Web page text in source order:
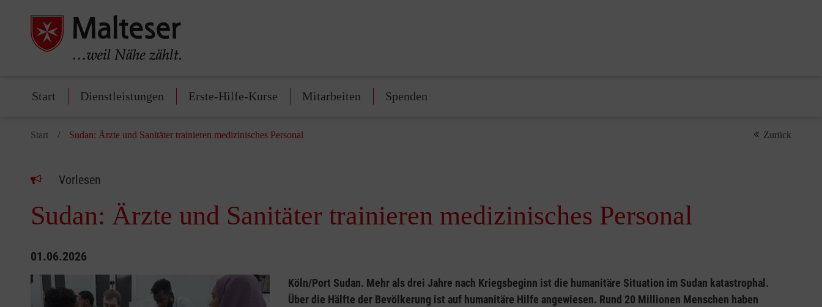
Start Dienstleistungen Erste-Hilfe-Kurse Mitarbeiten Spenden
Start Sudan: Ärzte und Sanitäter trainieren medizinisches Personal Zurück
Vorlesen
Sudan: Ärzte und Sanitäter trainieren medizinisches Personal
01.06.2026
Köln/Port Sudan. Mehr als drei Jahre nach Kriegsbeginn ist die humanitäre Situation im Sudan katastrophal.
Über die Hälfte der Bevölkerung ist auf humanitäre Hilfe angewiesen. Rund 20 Millionen Menschen haben